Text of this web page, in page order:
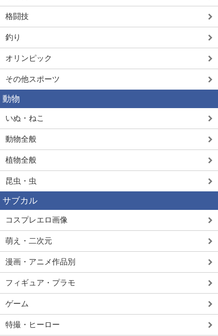
格闘技
釣り
オリンピック
その他スポーツ
動物
いぬ・ねこ
動物全般
植物全般
昆虫・虫
サブカル
コスプレエロ画像
萌え・二次元
漫画・アニメ作品別
フィギュア・プラモ
ゲーム
特撮・ヒーロー